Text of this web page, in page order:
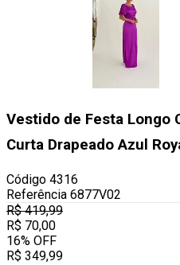
Vestido de Festa Longo
Curta Drapeado Azul
Código 4316
Referência 6877V02
R$419,99
R$ 70,00
16% OFF
R$ 349,99